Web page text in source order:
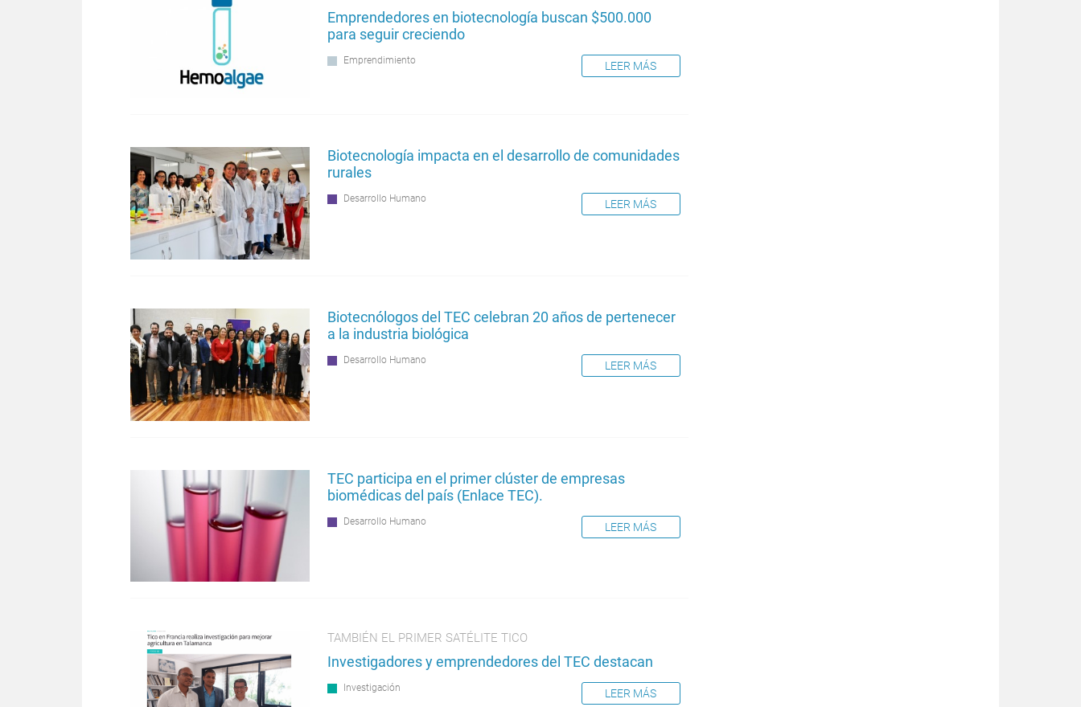
Emprendedores en biotecnología buscan $500.000
para seguir creciendo
Emprendimiento LEER MÁS
Biotecnología impacta en el desarrollo de comunidades
rurales
Desarrollo Humano LEER MÁS
Biotecnólogos del TEC celebran 20 años de pertenecer
a la industria biológica
Desarrollo Humano LEER MÁS
TEC participa en el primer clúster de empresas
biomédicas del país (Enlace TEC).
Desarrollo Humano LEER MÁS
TAMBIÉN EL PRIMER SATÉLITE TICO
Investigadores y emprendedores del TEC destacan
Investigación LEER MÁS